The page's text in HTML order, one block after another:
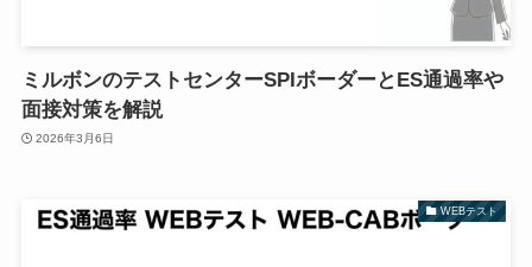
ミルボンのテストセンターSPIボーダーとES通過率や
面接対策を解説
2026年3月6日
WEBテスト